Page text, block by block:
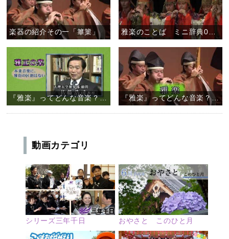
楽器の紹介その一「篳篥」 雅楽のことば ミニ辞典01 「調子」
『雅楽』ってどんな音楽？ （２／２） 『雅楽』ってどんな音楽？ （１／２）
動画カテゴリ
シリーズ三年千日 おやさと このひと月